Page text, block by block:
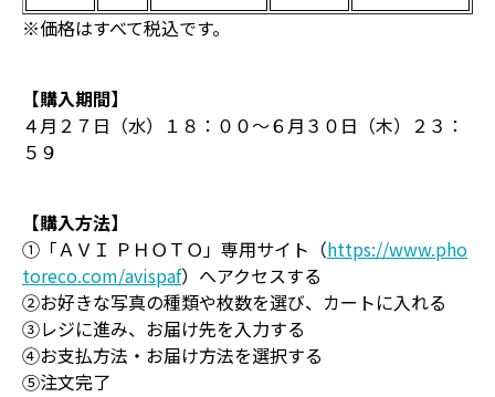
※価格はすべて税込です。
【購入期間】
４月２７日（水）１８：００～６月３０日（木）２３：
５９
【購入方法】
①「ＡＶＩ ＰＨＯＴＯ」専用サイト（https://www.pho
toreco.com/avispaf）へアクセスする
②お好きな写真の種類や枚数を選び、カートに入れる
③レジに進み、お届け先を入力する
④お支払方法・お届け方法を選択する
⑤注文完了